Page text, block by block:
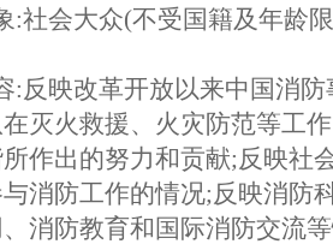
社会大众(不受国籍及年龄
反映改革开放以来中国消防
灭火救援、火灾防范等工
作出的努力和贡献;反映社
消防工作的情况;反映消防
消防教育和国际消防交流